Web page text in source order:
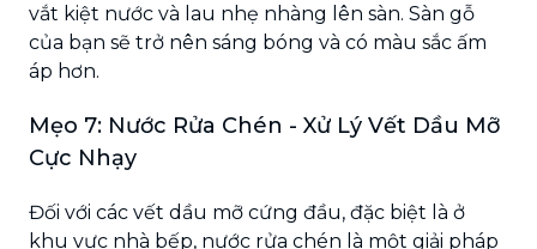
vắt kiệt nước và lau nhẹ nhàng lên sàn. Sàn gỗ
của bạn sẽ trở nên sáng bóng và có màu sắc ấm
áp hơn.
Mẹo 7: Nước Rửa Chén - Xử Lý Vết Dầu Mỡ
Cực Nhạy
Đối với các vết dầu mỡ cứng đầu, đặc biệt là ở
khu vực nhà bếp, nước rửa chén là một giải pháp